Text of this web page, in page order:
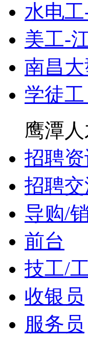
水电
美工-
南昌
学徒
鹰潭
招聘
招聘
导购/
前台
技工/
收银员
服务员